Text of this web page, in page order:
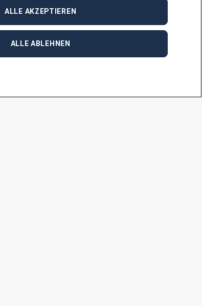
ALLE ABLEHNEN
ALLE AKZEPTIEREN